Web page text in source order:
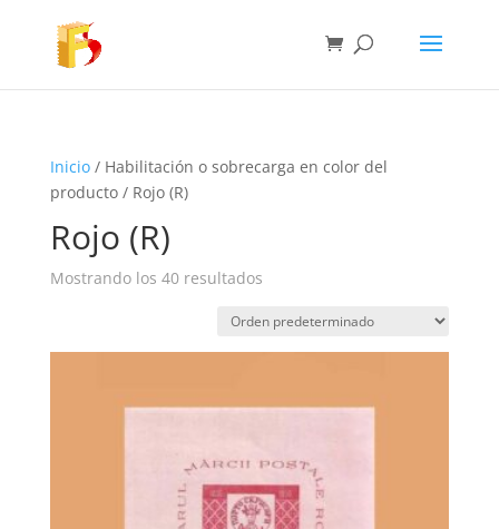
Inicio/ Habilitación o sobrecarga en color del
producto / Rojo (R)
Rojo (R)
Mostrando los 40 resultados